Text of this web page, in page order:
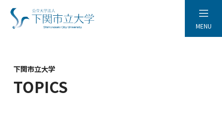
MENU
下関市立大学
TOPICS